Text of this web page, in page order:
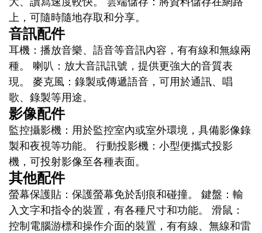
上，可隨時隨地存取和分享。
音訊配件
耳機：播放音樂、語音等音訊內容，有有線和無線兩
種。 喇叭：放大音訊訊號，提供更強大的音質表
現。 麥克風：錄製或傳遞語音，可用於通訊、唱
歌、錄製等用途。
影像配件
監控攝影機：用於監控室內或室外環境，具備影像錄
製和夜視等功能。 行動投影機：小型便攜式投影
機，可投射影像至各種表面。
其他配件
螢幕保護貼：保護螢幕免於刮痕和碰撞。 鍵盤：輸
入文字和指令的裝置，有各種尺寸和功能。 滑鼠：
控制電腦游標和操作介面的裝置，有有線、無線和雷